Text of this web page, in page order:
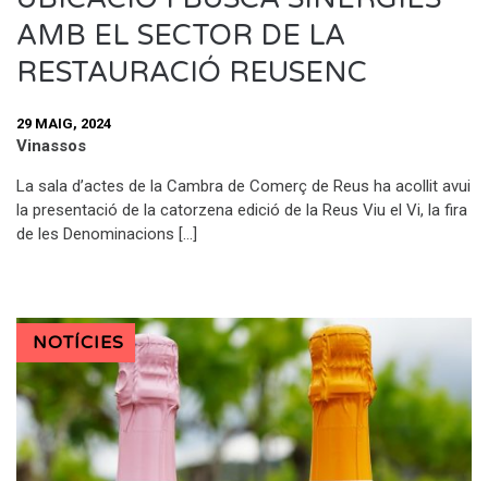
AMB EL SECTOR DE LA
RESTAURACIÓ REUSENC
29 MAIG, 2024
Vinassos
La sala d’actes de la Cambra de Comerç de Reus ha acollit avui
la presentació de la catorzena edició de la Reus Viu el Vi, la fira
de les Denominacions […]
NOTÍCIES